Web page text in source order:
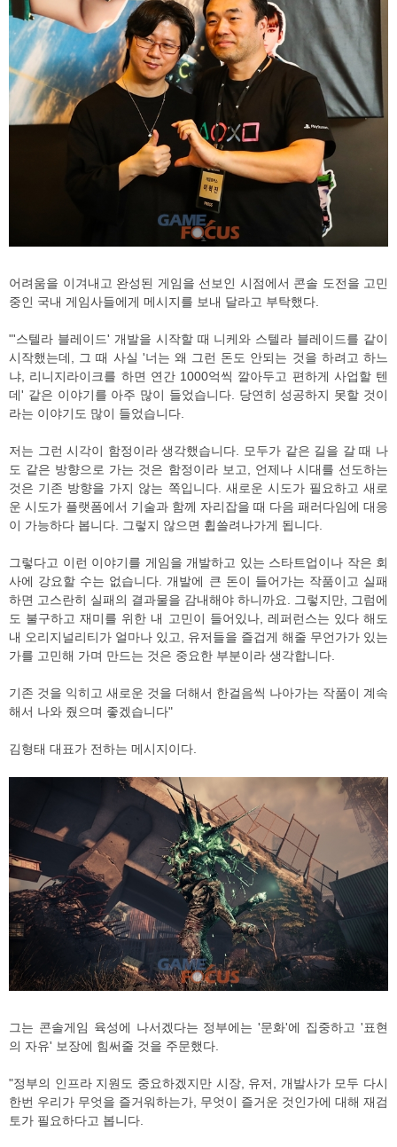
어려움을 이겨내고 완성된 게임을 선보인 시점에서 콘솔 도전을 고민
중인 국내 게임사들에게 메시지를 보내 달라고 부탁했다.
"'스텔라 블레이드' 개발을 시작할 때 니케와 스텔라 블레이드를 같이
시작했는데, 그 때 사실 '너는 왜 그런 돈도 안되는 것을 하려고 하느
냐, 리니지라이크를 하면 연간 1000억씩 깔아두고 편하게 사업할 텐
데' 같은 이야기를 아주 많이 들었습니다. 당연히 성공하지 못할 것이
라는 이야기도 많이 들었습니다.
저는 그런 시각이 함정이라 생각했습니다. 모두가 같은 길을 갈 때 나
도 같은 방향으로 가는 것은 함정이라 보고, 언제나 시대를 선도하는
것은 기존 방향을 가지 않는 쪽입니다. 새로운 시도가 필요하고 새로
운 시도가 플랫폼에서 기술과 함께 자리잡을 때 다음 패러다임에 대응
이 가능하다 봅니다. 그렇지 않으면 휩쓸려나가게 됩니다.
그렇다고 이런 이야기를 게임을 개발하고 있는 스타트업이나 작은 회
사에 강요할 수는 없습니다. 개발에 큰 돈이 들어가는 작품이고 실패
하면 고스란히 실패의 결과물을 감내해야 하니까요. 그렇지만, 그럼에
도 불구하고 재미를 위한 내 고민이 들어있나, 레퍼런스는 있다 해도
내 오리지널리티가 얼마나 있고, 유저들을 즐겁게 해줄 무언가가 있는
가를 고민해 가며 만드는 것은 중요한 부분이라 생각합니다.
기존 것을 익히고 새로운 것을 더해서 한걸음씩 나아가는 작품이 계속
해서 나와 줬으며 좋겠습니다"
김형태 대표가 전하는 메시지이다.
그는 콘솔게임 육성에 나서겠다는 정부에는 '문화'에 집중하고 '표현
의 자유' 보장에 힘써줄 것을 주문했다.
"정부의 인프라 지원도 중요하겠지만 시장, 유저, 개발사가 모두 다시
한번 우리가 무엇을 즐거워하는가, 무엇이 즐거운 것인가에 대해 재검
토가 필요하다고 봅니다.